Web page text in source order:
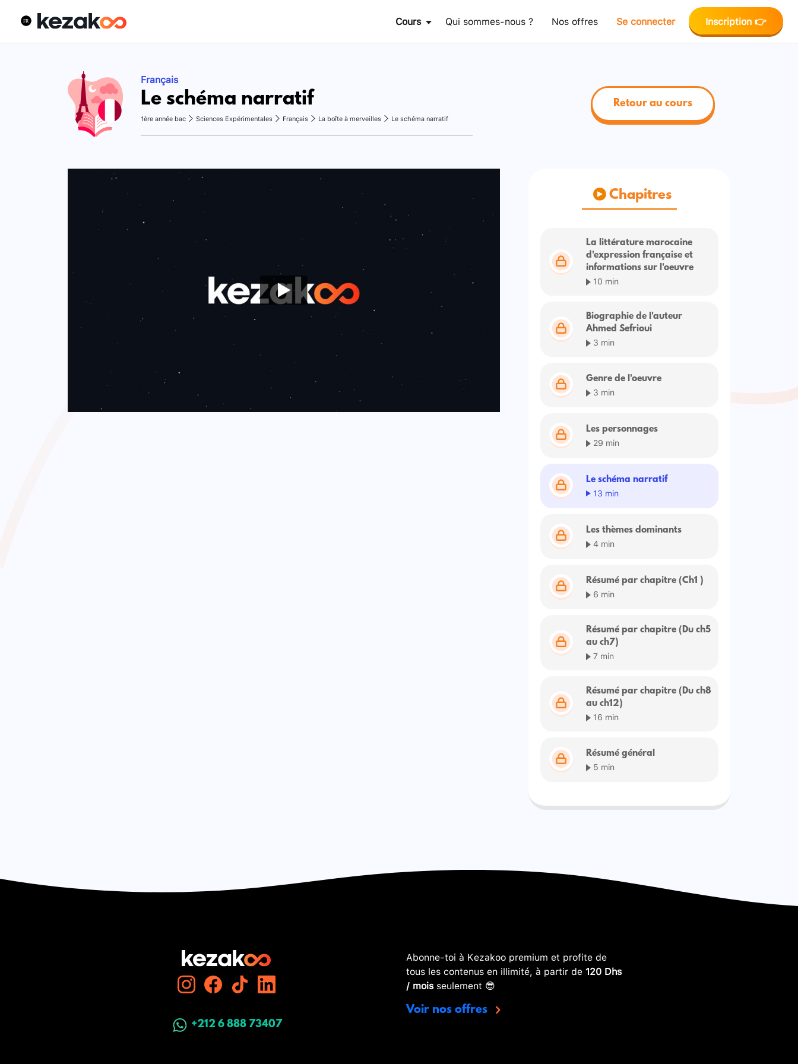
Cours Qui sommes-nous ? Nos offres Se connecter Inscription 👉
Français
Le schéma narratif
1ère année bac Sciences Expérimentales Français La boîte à merveilles Le schéma narratif
Retour au cours
Chapitres
La littérature marocaine
d'expression française et
informations sur l'oeuvre
10 min
Biographie de l'auteur
Ahmed Sefrioui
3 min
Genre de l'oeuvre
3 min
Les personnages
29 min
Le schéma narratif
13 min
Les thèmes dominants
4 min
Résumé par chapitre (Ch1 )
6 min
Résumé par chapitre (Du ch5
au ch7)
7 min
Résumé par chapitre (Du ch8
au ch12)
16 min
Résumé général
5 min
+212 6 888 73407
Abonne-toi à Kezakoo premium et profite de
tous les contenus en illimité, à partir de 120 Dhs
/ moisseulement 😎
Voir nos offres